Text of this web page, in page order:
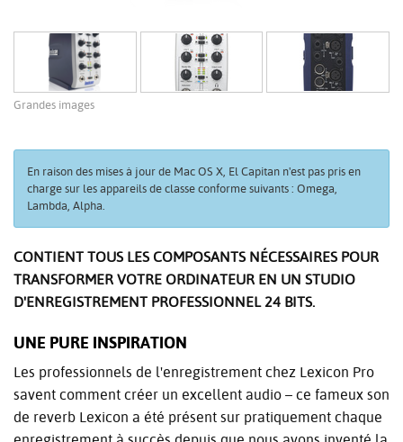
Grandes images
En raison des mises à jour de Mac OS X, El Capitan n'est pas pris en
charge sur les appareils de classe conforme suivants : Omega,
Lambda, Alpha.
CONTIENT TOUS LES COMPOSANTS NÉCESSAIRES POUR
TRANSFORMER VOTRE ORDINATEUR EN UN STUDIO
D'ENREGISTREMENT PROFESSIONNEL 24 BITS.
UNE PURE INSPIRATION
Les professionnels de l'enregistrement chez Lexicon Pro
savent comment créer un excellent audio – ce fameux son
de reverb Lexicon a été présent sur pratiquement chaque